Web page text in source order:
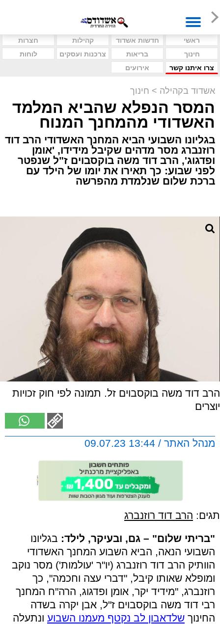
ראשי חדשות אשדוד קהילות
חצרות
חינוך
בריאות צרכנות ועסקים
לוחות
צרו איתנו קשר
אירועים
אשדוד בקהילה > חינוך
המסר הנפלא שהביא המלמד
האשדודי מהמחנך המנוח
בגליונו השבועי הביא המחנך האשדודי הרב דוד
רוזנברג מסר מדהים שקיבל מידידו, 'אומן
ופדגוג', הרב דוד משה בוקסבוים ז"ל שנפטר
לפני שבוע: כך תאירו את יומו של הילד עם
ברכת שלום שנלמדת מהפרשה
הרב דוד משה בוקסבוים זל. תמונה לפי חוק זכויות
יוצרים
מנהל האתר / 13:44 09.07.23
תגים: הרב דוד רוזנברג
"בריתי שלום" – גם, ובעיקר, לילד: בגליונו
השבועי הנאה, הביא השבוע המחנך האשדודי
הוותיק הרב דוד רוזנברג (יו"ר 'עולמות') מסר נוקב
ומופלא שאותו קיבל, "דברי עצה וחכמה", כך
רוזנברג, "מידיד יקר, אומן ופדגוג, הרה"ח המחנך
רבי דוד משה בוקסבוים ז"ל, אבן יקרה בשדה
החינוך שלדאבון לב נקטף מעמנו השבוע ונתעלה